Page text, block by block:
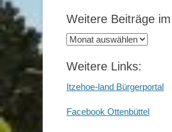
Weitere Beiträge
Weitere
im
Weitere Links:
Itzehoe-land Bürgerportal
Facebook Ottenbüttel